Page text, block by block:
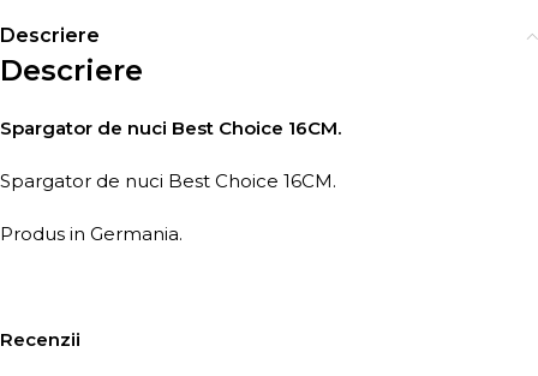
Descriere
Descriere
Spargator de nuci Best Choice 16CM.
Spargator de nuci Best Choice 16CM.
Produs in Germania.
Recenzii